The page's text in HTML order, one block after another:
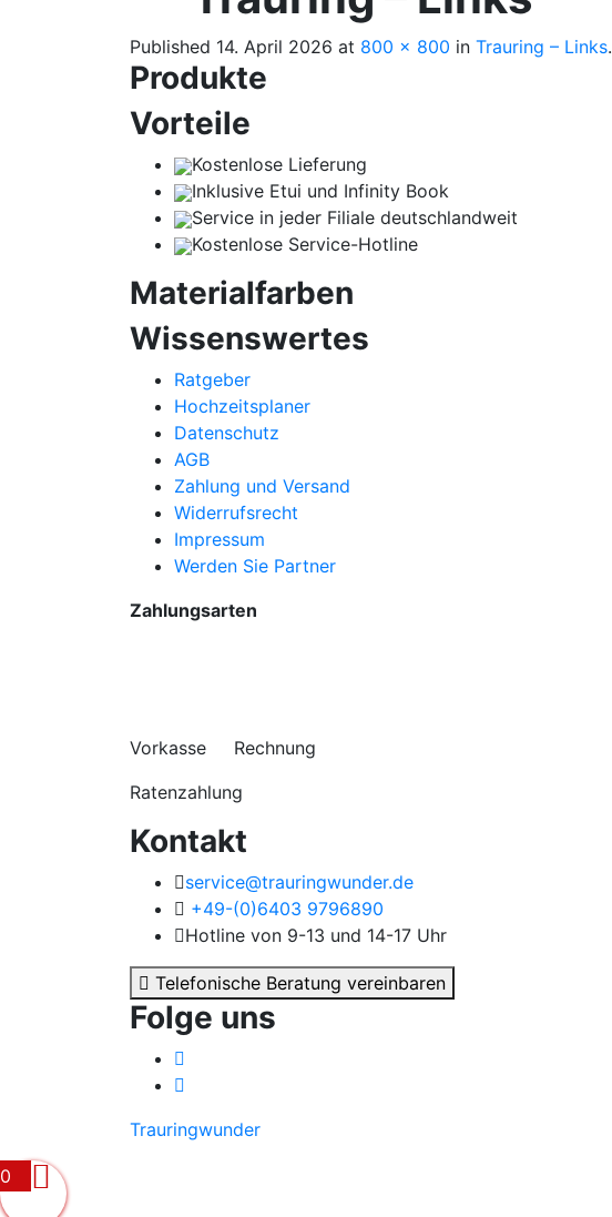
Published 14. April 2026 at 800 × 800 in Trauring – Links.
Produkte
Vorteile
Kostenlose Lieferung
Inklusive Etui und Infinity Book
Service in jeder Filiale deutschlandweit
Kostenlose Service-Hotline
Materialfarben
Wissenswertes
Ratgeber
Hochzeitsplaner
Datenschutz
AGB
Zahlung und Versand
Widerrufsrecht
Impressum
Werden Sie Partner
Zahlungsarten
Vorkasse Rechnung
Ratenzahlung
Kontakt
service@trauringwunder.de
+49-(0)6403 9796890
Hotline von 9-13 und 14-17 Uhr
Telefonische Beratung vereinbaren
Folge uns
Trauringwunder
0